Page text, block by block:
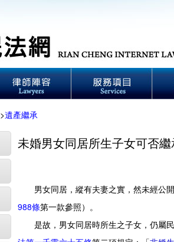
>遺產繼承
未婚男女同居所生子女可否
男女同居，縱有夫妻之實，然未經公開
988條第一款參照）。
是故，男女同居時所生之子女，仍屬